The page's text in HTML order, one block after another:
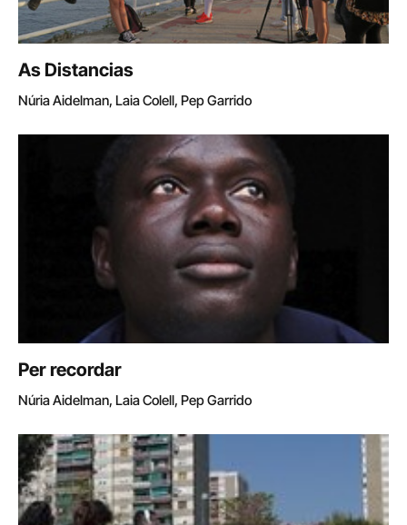
As Distancias
Núria Aidelman, Laia Colell, Pep Garrido
Per recordar
Núria Aidelman, Laia Colell, Pep Garrido